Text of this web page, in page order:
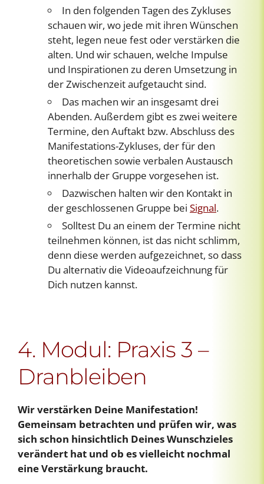
In den folgenden Tagen des Zykluses
schauen wir, wo jede mit ihren Wünschen
steht, legen neue fest oder verstärken die
alten. Und wir schauen, welche Impulse
und Inspirationen zu deren Umsetzung in
der Zwischenzeit aufgetaucht sind.
Das machen wir an insgesamt drei
Abenden. Außerdem gibt es zwei weitere
Termine, den Auftakt bzw. Abschluss des
Manifestations-Zykluses, der für den
theoretischen sowie verbalen Austausch
innerhalb der Gruppe vorgesehen ist.
Dazwischen halten wir den Kontakt in
der geschlossenen Gruppe bei Signal.
Solltest Du an einem der Termine nicht
teilnehmen können, ist das nicht schlimm,
denn diese werden aufgezeichnet, so dass
Du alternativ die Videoaufzeichnung für
Dich nutzen kannst.
4. Modul: Praxis 3 –
Dranbleiben
Wir verstärken Deine Manifestation!
Gemeinsam betrachten und prüfen wir, was
sich schon hinsichtlich Deines Wunschzieles
verändert hat und ob es vielleicht nochmal
eine Verstärkung braucht.